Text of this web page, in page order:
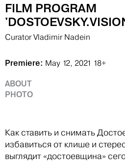
FILM PROGRAM
Curator Vladimir Nadein
Premiere: May 12, 2021 18+
ABOUT
PHOTO
Как ставить и снимать
избавиться от клише и
выглядит «достоевщина»